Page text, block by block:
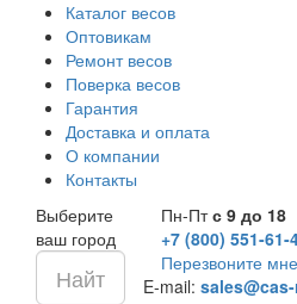
Каталог весов
Оптовикам
Ремонт весов
Поверка весов
Гарантия
Доставка и оплата
О компании
Контакты
Выберите
ваш город
Пн-Птс 9 до 18
+7 (800) 551-61-
Перезвоните мне
E-mail: